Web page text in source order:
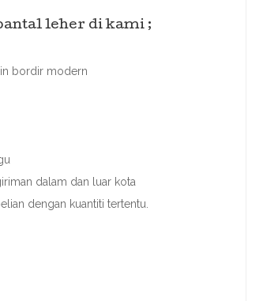
leher di kami ;
bordir modern
dalam dan luar kota
dengan kuantiti tertentu.